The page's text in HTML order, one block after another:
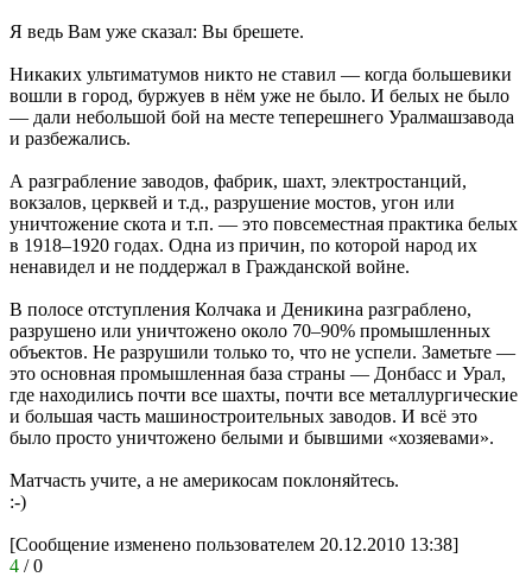
Я ведь Вам уже сказал: Вы брешете.
Никаких ультиматумов никто не ставил — когда большевики
вошли в город, буржуев в нём уже не было. И белых не было
— дали небольшой бой на месте теперешнего Уралмашзавода
и разбежались.
А разграбление заводов, фабрик, шахт, электростанций,
вокзалов, церквей и т.д., разрушение мостов, угон или
уничтожение скота и т.п. — это повсеместная практика белых
в 1918–1920 годах. Одна из причин, по которой народ их
ненавидел и не поддержал в Гражданской войне.
В полосе отступления Колчака и Деникина разграблено,
разрушено или уничтожено около 70–90% промышленных
объектов. Не разрушили только то, что не успели. Заметьте —
это основная промышленная база страны — Донбасс и Урал,
где находились почти все шахты, почти все металлургические
и большая часть машиностроительных заводов. И всё это
было просто уничтожено белыми и бывшими «хозяевами».
Матчасть учите, а не америкосам поклоняйтесь.
:-)
[Сообщение изменено пользователем 20.12.2010 13:38]
4 /0